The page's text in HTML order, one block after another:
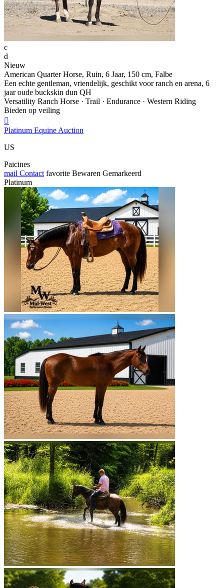
c
d
Nieuw
American Quarter Horse, Ruin, 6 Jaar, 150 cm, Falbe
Een echte gentleman, vriendelijk, geschikt voor ranch en arena, 6
jaar oude buckskin dun QH
Versatility Ranch Horse · Trail · Endurance · Western Riding
Bieden op veiling

Platinum Equine Auction
US
Paicines
mail Contact favorite Bewaren Gemarkeerd
Platinum